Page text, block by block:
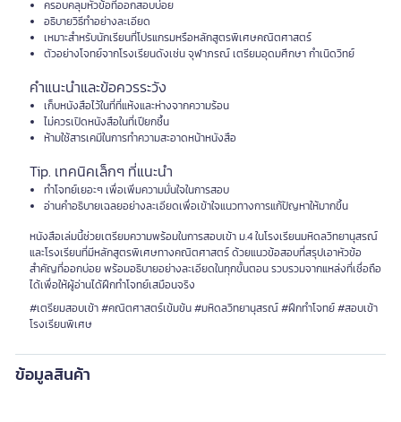
ครอบคลุมหัวข้อที่ออกสอบบ่อย
อธิบายวิธีทำอย่างละเอียด
เหมาะสำหรับนักเรียนที่โปรแกรมหรือหลักสูตรพิเศษคณิตศาสตร์
ตัวอย่างโจทย์จากโรงเรียนดังเช่น จุฬาภรณ์ เตรียมอุดมศึกษา กำเนิดวิทย์
คำแนะนำและข้อควรระวัง
เก็บหนังสือไว้ในที่ที่แห้งและห่างจากความร้อน
ไม่ควรเปิดหนังสือในที่เปียกชื้น
ห้ามใช้สารเคมีในการทำความสะอาดหน้าหนังสือ
Tip. เทคนิคเล็กๆ ที่แนะนำ
ทำโจทย์เยอะๆ เพื่อเพิ่มความมั่นใจในการสอบ
อ่านคำอธิบายเฉลยอย่างละเอียดเพื่อเข้าใจแนวทางการแก้ปัญหาให้มากขึ้น
หนังสือเล่มนี้ช่วยเตรียมความพร้อมในการสอบเข้า ม.4 ในโรงเรียนมหิดลวิทยานุสรณ์
และโรงเรียนที่มีหลักสูตรพิเศษทางคณิตศาสตร์ ด้วยแนวข้อสอบที่สรุปเอาหัวข้อ
สำคัญที่ออกบ่อย พร้อมอธิบายอย่างละเอียดในทุกขั้นตอน รวบรวมจากแหล่งที่เชื่อถือ
ได้เพื่อให้ผู้อ่านได้ฝึกทำโจทย์เสมือนจริง
#เตรียมสอบเข้า #คณิตศาสตร์เข้มข้น #มหิดลวิทยานุสรณ์ #ฝึกทำโจทย์ #สอบเข้า
โรงเรียนพิเศษ
ข้อมูลสินค้า